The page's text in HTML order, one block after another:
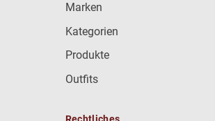
Marken
Kategorien
Produkte
Outfits